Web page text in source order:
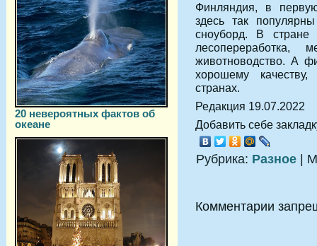
20 невероятных фактов об
океане
Финляндия, в
здесь так
сноуборд. В стране
лесопереработка,
животноводство. А
хорошему
странах.
Редакция 19.07.2022
Добавить себе
Рубрика: Разное |
Комментарии